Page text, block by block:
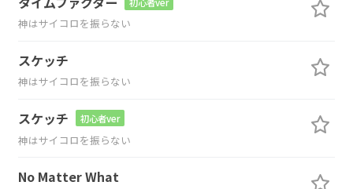
神はサイコロを振らない
スケッチ
神はサイコロを振らない
スケッチ 初心者ver
神はサイコロを振らない
No Matter What